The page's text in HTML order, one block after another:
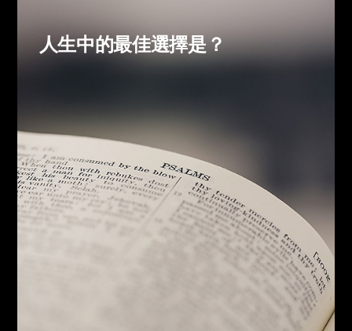
人生中的最佳選擇是？
人生中的最佳選擇是？
廣為人知的這名言，其含義是人從出生（
irth）到死
eath），處於接連不斷的選擇中（
hoice）。
現在是越過死亡（
eath），當選擇永生（
E
ternal
life）的時機。
天國準備和養老準備
領悟價值之人的選擇
突然的召回
審判、地獄、天國